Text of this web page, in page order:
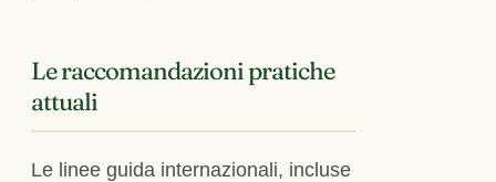
Le raccomandazioni pratiche
attuali
Le linee guida internazionali, incluse